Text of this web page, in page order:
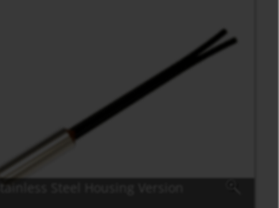
Stainless Steel Housing Version